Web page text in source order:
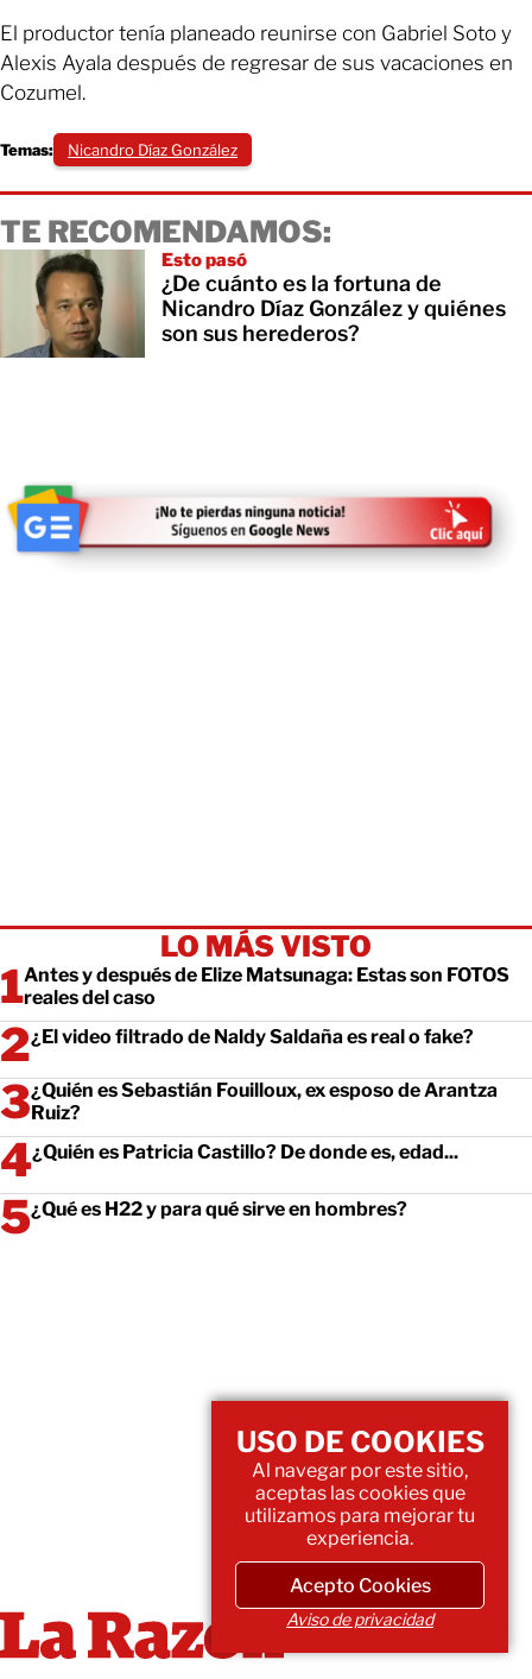
El productor tenía planeado reunirse con Gabriel Soto y
Alexis Ayala después de regresar de sus vacaciones en
Cozumel.
Temas: Nicandro Díaz González
TE RECOMENDAMOS:
Esto pasó
¿De cuánto es la fortuna de
Nicandro Díaz González y quiénes
son sus herederos?
LO MÁS VISTO
Antes y después de Elize Matsunaga: Estas son FOTOS
reales del caso
¿El video filtrado de Naldy Saldaña es real o fake?
¿Quién es Sebastián Fouilloux, ex esposo de Arantza
Ruiz?
¿Quién es Patricia Castillo? De donde es, edad...
¿Qué es H22 y para qué sirve en hombres?
USO DE COOKIES
Al navegar por este sitio,
aceptas las cookies que
utilizamos para mejorar tu
experiencia.
Acepto Cookies
Aviso de privacidad